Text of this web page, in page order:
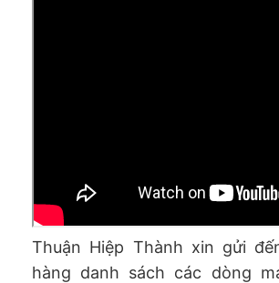
Thuận Hiệp Thành xin gửi
hàng danh sách các dòng